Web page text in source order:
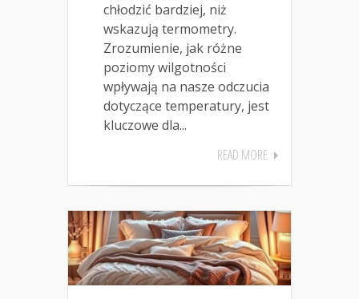
chłodzić bardziej, niż
wskazują termometry.
Zrozumienie, jak różne
poziomy wilgotności
wpływają na nasze odczucia
dotyczące temperatury, jest
kluczowe dla...
READ MORE